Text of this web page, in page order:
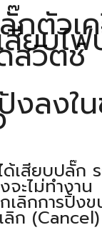
กตัวเ
สียบไ
สวิตช์
งลงใ
ด้เสียบปลั๊ก
ะไม่ทำงาน
เลิกการปิ้ง
ก (Cancel)